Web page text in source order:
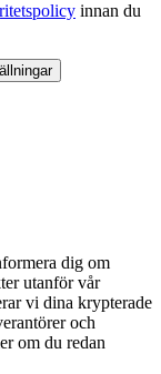
innan du
dig om
utanför vår
vi dina krypterade
och
om du redan